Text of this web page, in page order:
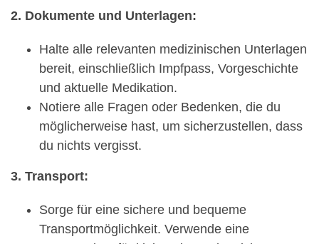
2. Dokumente und Unterlagen:
Halte alle relevanten medizinischen Unterlagen
bereit, einschließlich Impfpass, Vorgeschichte
und aktuelle Medikation.
Notiere alle Fragen oder Bedenken, die du
möglicherweise hast, um sicherzustellen, dass
du nichts vergisst.
3. Transport:
Sorge für eine sichere und bequeme
Transportmöglichkeit. Verwende eine